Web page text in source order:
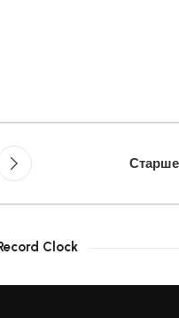
Старше
Clock